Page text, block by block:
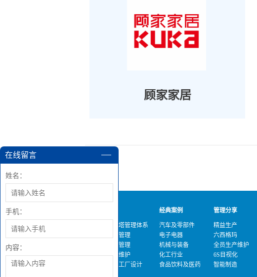
顾家家居
公司简介
战略伙伴
专家团队
精益彩虹塔管理体系
精益生产管理
六西格玛管理
全员生产维护
精益智能工厂设计
经典案例
汽车及零部件
电子电器
机械与装备
化工行业
食品饮料及医药
管理分享
精益生产
六西格玛
全员生产维护
6S目视化
智能制造
在线留言
姓名：
手机：
内容：